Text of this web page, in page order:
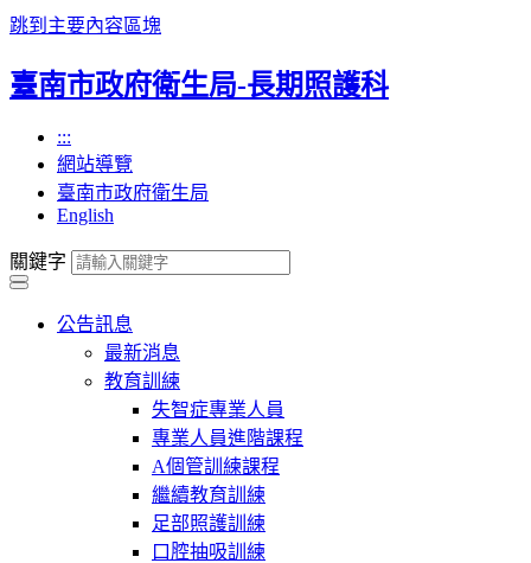
跳到主要內容區塊
臺南市政府衛生局-長期照護科
:::
網站導覽
臺南市政府衛生局
English
關鍵字
公告訊息
最新消息
教育訓練
失智症專業人員
專業人員進階課程
A個管訓練課程
繼續教育訓練
足部照護訓練
口腔抽吸訓練